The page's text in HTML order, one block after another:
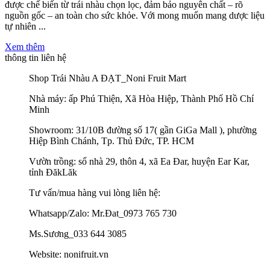
được chế biến từ trái nhàu chọn lọc, đảm bảo nguyên chất – rõ
nguồn gốc – an toàn cho sức khỏe. Với mong muốn mang dược liệu
tự nhiên ...
Xem thêm
thông tin liên hệ
Shop Trái Nhàu A ĐẠT_Noni Fruit Mart
Nhà máy: ấp Phú Thiện, Xã Hòa Hiệp, Thành Phố Hồ Chí
Minh
Showroom: 31/10B đường số 17( gần GiGa Mall ), phường
Hiệp Bình Chánh, Tp. Thủ Đức, TP. HCM
Vườn trồng: số nhà 29, thôn 4, xã Ea Đar, huyện Ear Kar,
tỉnh ĐăkLăk
Tư vấn/mua hàng vui lòng liên hệ:
Whatsapp/Zalo: Mr.Đat_0973 765 730
Ms.Sương_033 644 3085
Website: nonifruit.vn